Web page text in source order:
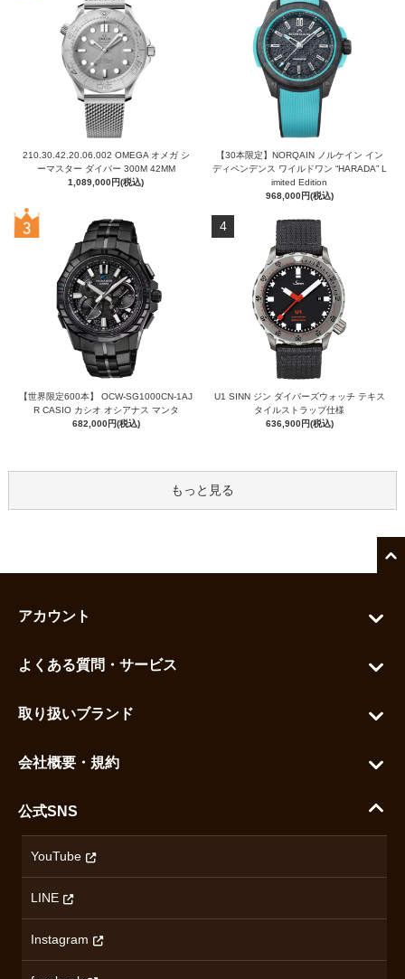
210.30.42.20.06.002 OMEGA オメガ シ
ーマスター ダイバー 300M 42MM
1,089,000円(税込)
【30本限定】NORQAIN ノルケイン イン
ディペンデンス ワイルドワン “HARADA” L
imited Edition
968,000円(税込)
【世界限定600本】 OCW-SG1000CN-1AJ
R CASIO カシオ オシアナス マンタ
682,000円(税込)
4
U1 SINN ジン ダイバーズウォッチ テキス
タイルストラップ仕様
636,900円(税込)
もっと見る
アカウント
お気に入りを見る
よくある質問・サービス
ご利用ガイド
配送・送料について
ハラダの保証とアフターサービス
取り扱いブランド
セイコー
カシオ
オリエントスター
会社概要・規約
沿革
特定商取引法に基づく表記
プライバシーポリシー
無断転載・商用利用について
公式SNS
YouTube
LINE
Instagram